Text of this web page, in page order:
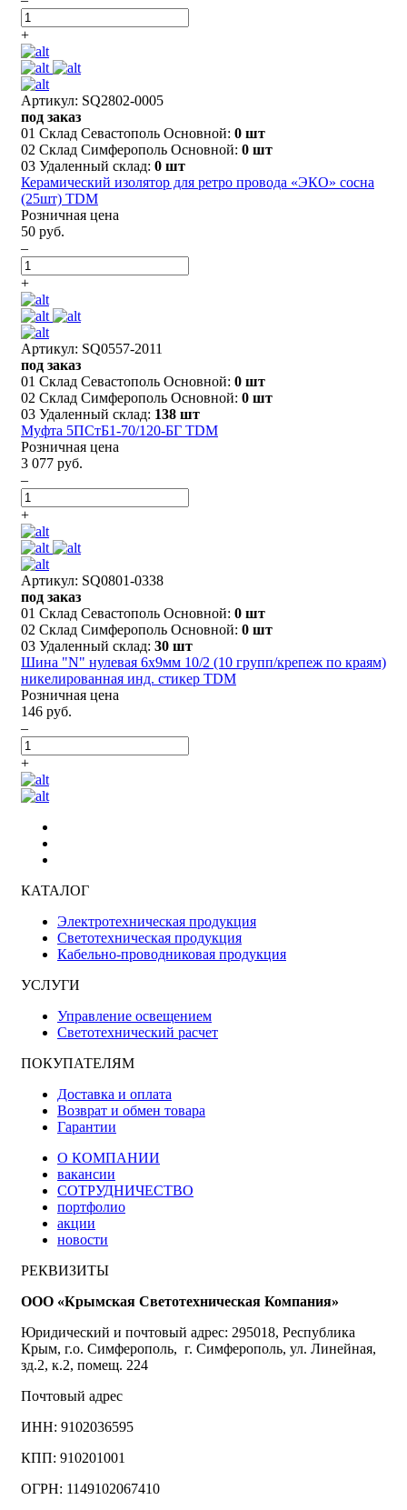
+
Артикул: SQ2802-0005
под заказ
01 Склад Севастополь Основной: 0 шт
02 Склад Симферополь Основной: 0 шт
03 Удаленный склад: 0 шт
Керамический изолятор для ретро провода «ЭКО» сосна
(25шт) TDM
Розничная цена
50 руб.
–
+
Артикул: SQ0557-2011
под заказ
01 Склад Севастополь Основной: 0 шт
02 Склад Симферополь Основной: 0 шт
03 Удаленный склад: 138 шт
Муфта 5ПСтБ1-70/120-БГ TDM
Розничная цена
3 077 руб.
–
+
Артикул: SQ0801-0338
под заказ
01 Склад Севастополь Основной: 0 шт
02 Склад Симферополь Основной: 0 шт
03 Удаленный склад: 30 шт
Шина "N" нулевая 6х9мм 10/2 (10 групп/крепеж по краям)
никелированная инд. стикер TDM
Розничная цена
146 руб.
–
+
КАТАЛОГ
Электротехническая продукция
Светотехническая продукция
Кабельно-проводниковая продукция
УСЛУГИ
Управление освещением
Светотехнический расчет
ПОКУПАТЕЛЯМ
Доставка и оплата
Возврат и обмен товара
Гарантии
О КОМПАНИИ
вакансии
СОТРУДНИЧЕСТВО
портфолио
акции
новости
РЕКВИЗИТЫ
ООО «Крымская Светотехническая Компания»
Юридический и почтовый адрес: 295018, Республика
Крым, г.о. Симферополь, г. Симферополь, ул. Линейная,
зд.2, к.2, помещ. 224
Почтовый адрес
ИНН: 9102036595
КПП: 910201001
ОГРН: 1149102067410